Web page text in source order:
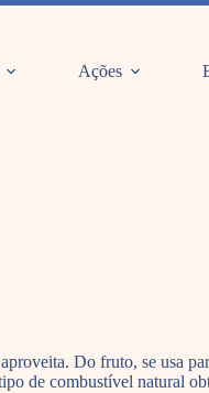
Ações
Do fruto, se usa
de combustível natural